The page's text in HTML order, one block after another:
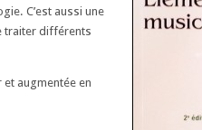
C’est aussi une
traiter différents
augmentée en